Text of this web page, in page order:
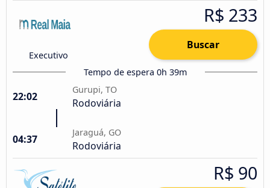
Executivo
R$ 233
Buscar
Tempo de espera 0h 39m
22:02
Gurupi, TO
Rodoviária
04:37
Jaraguá, GO
Rodoviária
R$ 90